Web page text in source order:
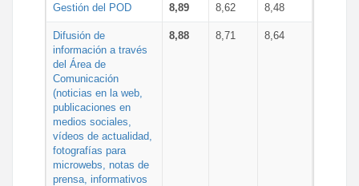
Gestión del POD 8,89 8,62 8,48
Difusión de
información a través
del Área de
Comunicación
(noticias en la web,
publicaciones en
medios sociales,
vídeos de actualidad,
fotografías para
microwebs, notas de
prensa, informativos
8,88 8,71 8,64